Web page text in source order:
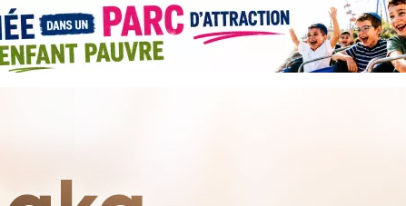
2 personnes viennent de nous rejoindre sur WhatsApp
30 personnes viennent de faire un don pour Sauvez la jambe de Yohan
12 nouvelles musiques dans Torah-Box Music
2 nouvelles musiques dans Torah-Box Music